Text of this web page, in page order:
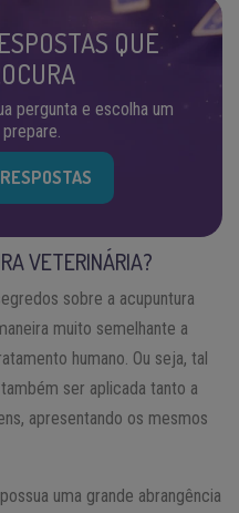
QUE
pergunta e escolha um
VETERINÁRIA?
sobre a acupuntura
muito semelhante a
humano. Ou seja, tal
ser aplicada tanto a
apresentando os mesmos
uma grande abrangência